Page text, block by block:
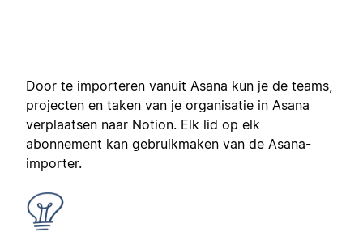
Door te importeren vanuit Asana kun je de teams,
projecten en taken van je organisatie in Asana
verplaatsen naar Notion. Elk lid op elk
abonnement kan gebruikmaken van de Asana-
importer.